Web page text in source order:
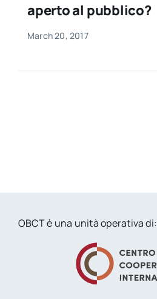
aperto al pubblico?
March 20, 2017
OBCT è una unità operativa di: